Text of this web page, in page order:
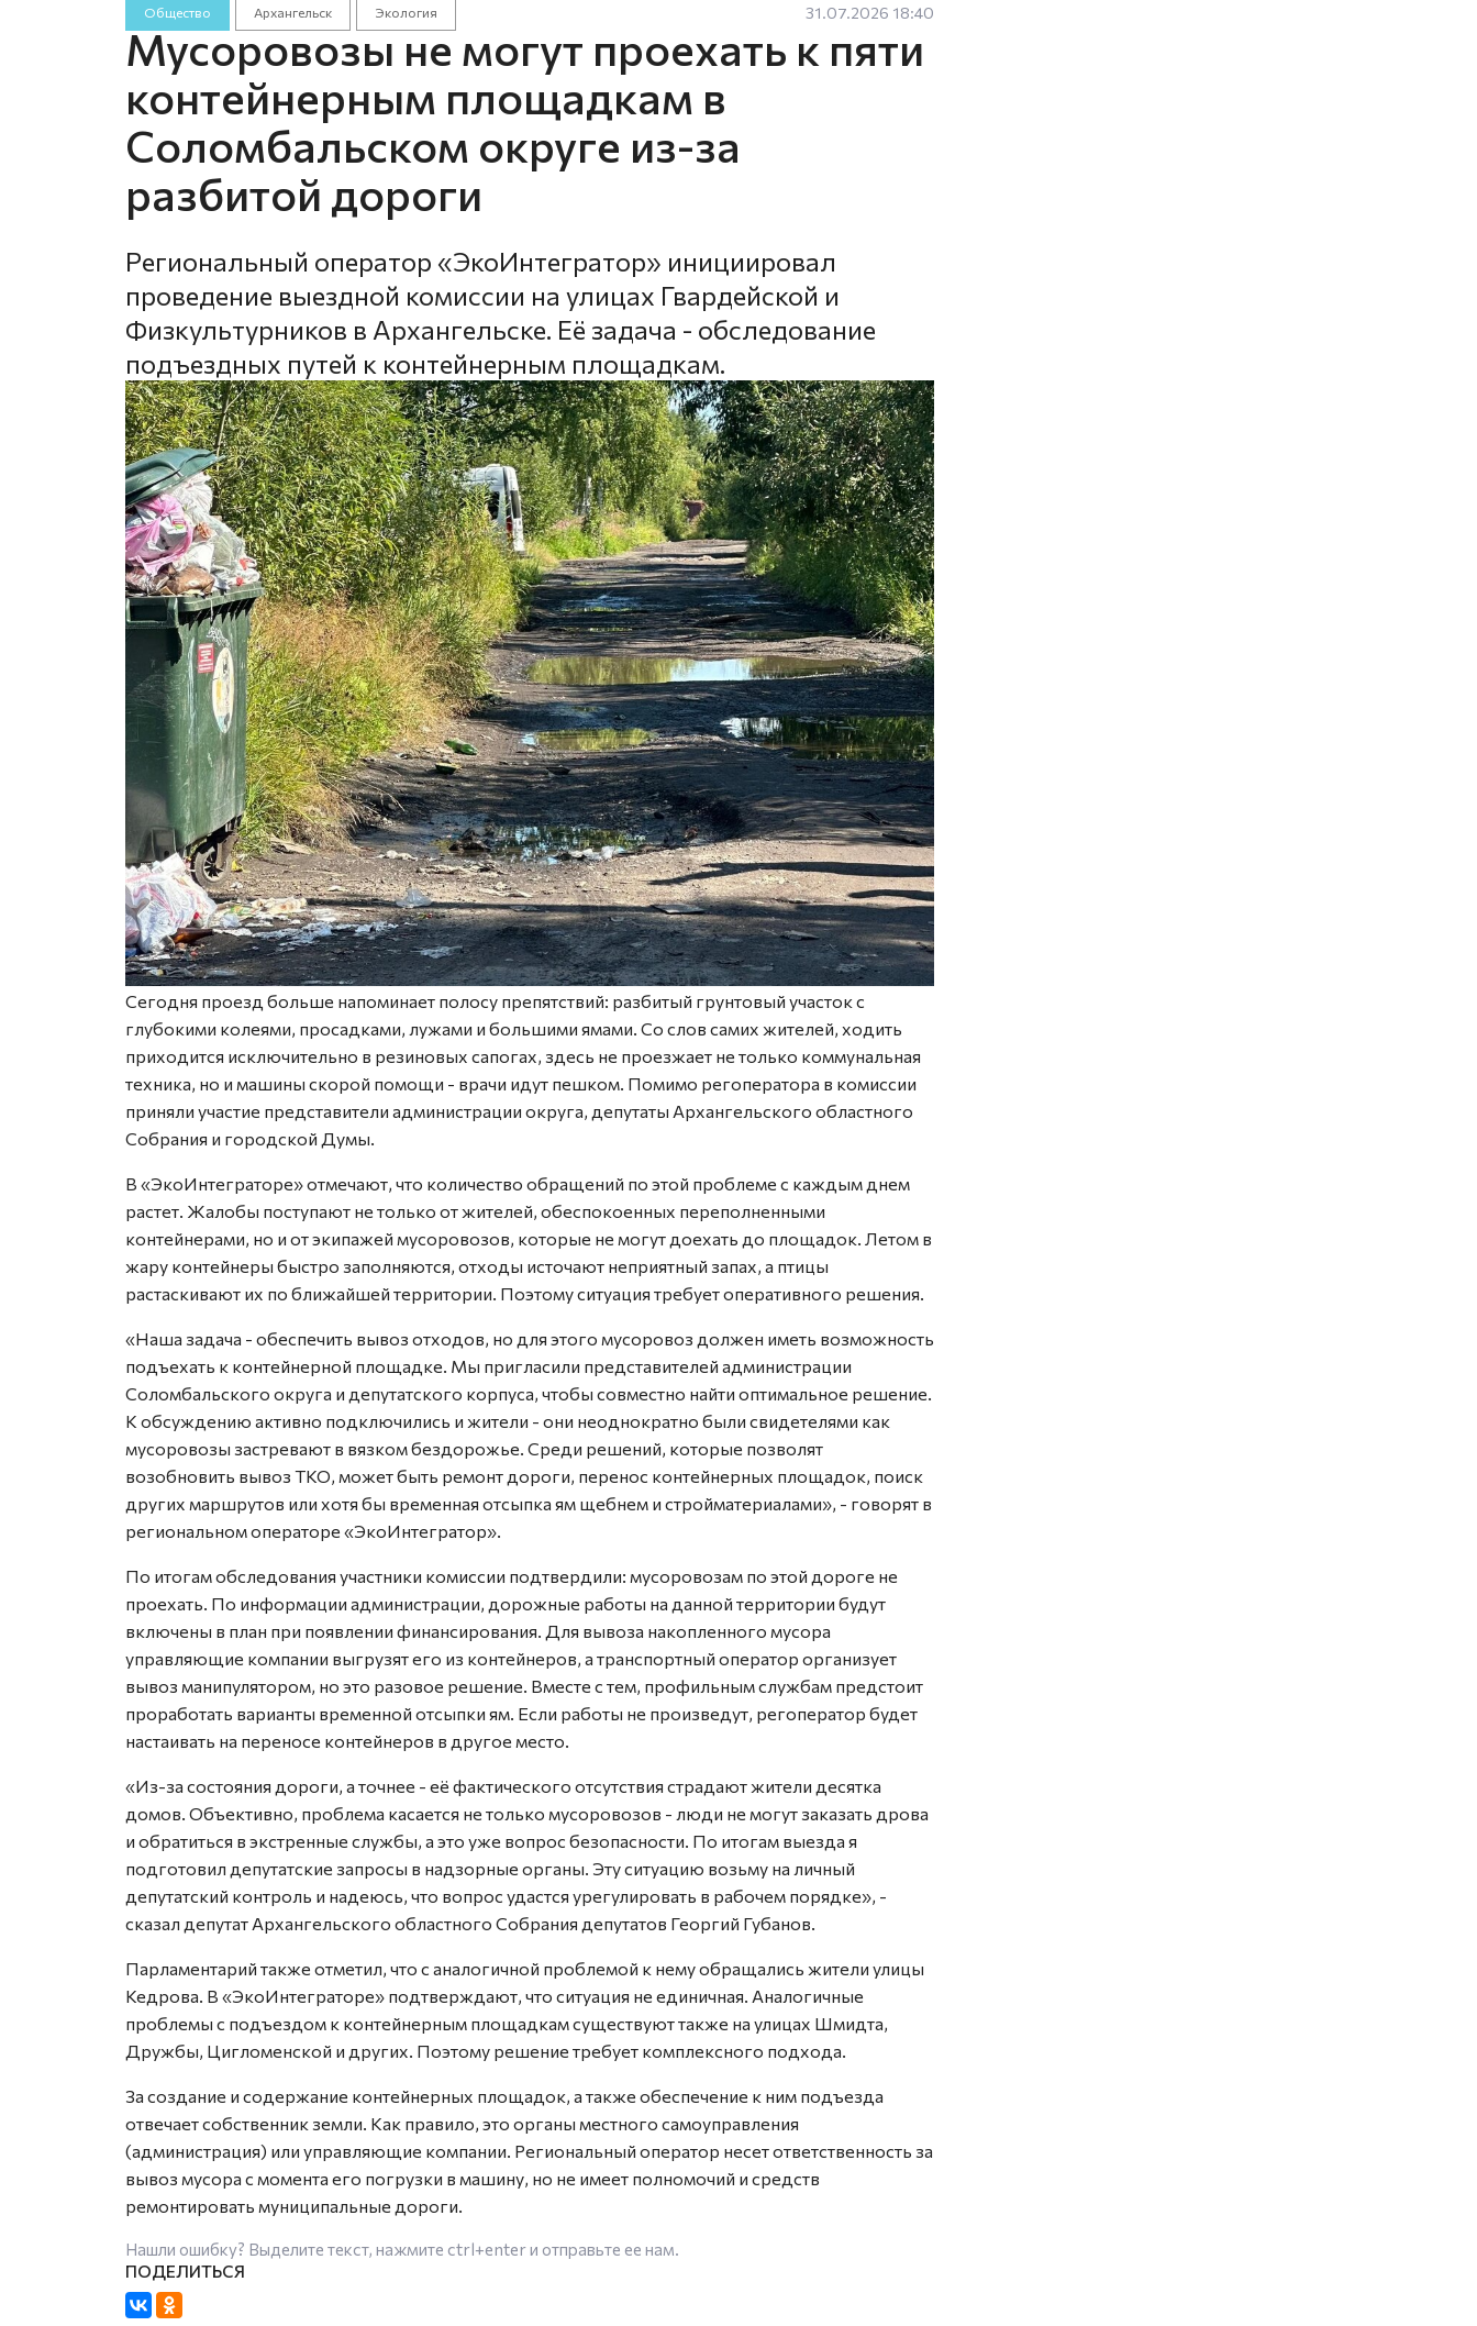
Общество Архангельск Экология 31.07.2026 18:40
Мусоровозы не могут проехать к пяти
контейнерным площадкам в
Соломбальском округе из-за
разбитой дороги
Региональный оператор «ЭкоИнтегратор» инициировал
проведение выездной комиссии на улицах Гвардейской и
Физкультурников в Архангельске. Её задача - обследование
подъездных путей к контейнерным площадкам.
Сегодня проезд больше напоминает полосу препятствий: разбитый грунтовый участок с
глубокими колеями, просадками, лужами и большими ямами. Со слов самих жителей, ходить
приходится исключительно в резиновых сапогах, здесь не проезжает не только коммунальная
техника, но и машины скорой помощи - врачи идут пешком. Помимо регоператора в комиссии
приняли участие представители администрации округа, депутаты Архангельского областного
Собрания и городской Думы.
В «ЭкоИнтеграторе» отмечают, что количество обращений по этой проблеме с каждым днем
растет. Жалобы поступают не только от жителей, обеспокоенных переполненными
контейнерами, но и от экипажей мусоровозов, которые не могут доехать до площадок. Летом в
жару контейнеры быстро заполняются, отходы источают неприятный запах, а птицы
растаскивают их по ближайшей территории. Поэтому ситуация требует оперативного решения.
«Наша задача - обеспечить вывоз отходов, но для этого мусоровоз должен иметь возможность
подъехать к контейнерной площадке. Мы пригласили представителей администрации
Соломбальского округа и депутатского корпуса, чтобы совместно найти оптимальное решение.
К обсуждению активно подключились и жители - они неоднократно были свидетелями как
мусоровозы застревают в вязком бездорожье. Среди решений, которые позволят
возобновить вывоз ТКО, может быть ремонт дороги, перенос контейнерных площадок, поиск
других маршрутов или хотя бы временная отсыпка ям щебнем и стройматериалами», - говорят в
региональном операторе «ЭкоИнтегратор».
По итогам обследования участники комиссии подтвердили: мусоровозам по этой дороге не
проехать. По информации администрации, дорожные работы на данной территории будут
включены в план при появлении финансирования. Для вывоза накопленного мусора
управляющие компании выгрузят его из контейнеров, а транспортный оператор организует
вывоз манипулятором, но это разовое решение. Вместе с тем, профильным службам предстоит
проработать варианты временной отсыпки ям. Если работы не произведут, регоператор будет
настаивать на переносе контейнеров в другое место.
«Из-за состояния дороги, а точнее - её фактического отсутствия страдают жители десятка
домов. Объективно, проблема касается не только мусоровозов - люди не могут заказать дрова
и обратиться в экстренные службы, а это уже вопрос безопасности. По итогам выезда я
подготовил депутатские запросы в надзорные органы. Эту ситуацию возьму на личный
депутатский контроль и надеюсь, что вопрос удастся урегулировать в рабочем порядке», -
сказал депутат Архангельского областного Собрания депутатов Георгий Губанов.
Парламентарий также отметил, что с аналогичной проблемой к нему обращались жители улицы
Кедрова. В «ЭкоИнтеграторе» подтверждают, что ситуация не единичная. Аналогичные
проблемы с подъездом к контейнерным площадкам существуют также на улицах Шмидта,
Дружбы, Цигломенской и других. Поэтому решение требует комплексного подхода.
За создание и содержание контейнерных площадок, а также обеспечение к ним подъезда
отвечает собственник земли. Как правило, это органы местного самоуправления
(администрация) или управляющие компании. Региональный оператор несет ответственность за
вывоз мусора с момента его погрузки в машину, но не имеет полномочий и средств
ремонтировать муниципальные дороги.
Нашли ошибку? Выделите текст, нажмите ctrl+enterи отправьте ее нам.